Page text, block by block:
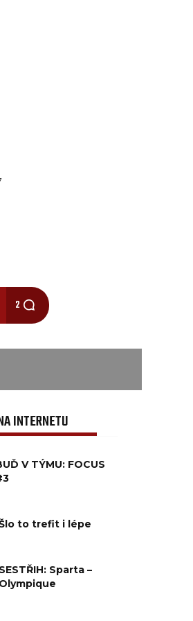
2
INTERNETU
V TÝMU: FOCUS
to trefit i lépe
SESTŘIH: Sparta –
Olympique